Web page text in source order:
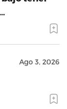
Ago 3, 2026